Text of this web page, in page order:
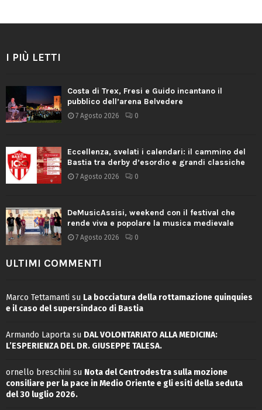
I PIÙ LETTI
Costa di Trex, Fresi e Guido incantano il
pubblico dell’arena Belvedere
7 Agosto 2026 0
Eccellenza, svelati i calendari: il cammino del
Bastia tra derby d’esordio e grandi classiche
7 Agosto 2026 0
DeMusicAssisi, weekend con il festival che
rende viva e popolare la musica medievale
7 Agosto 2026 0
ULTIMI COMMENTI
Marco Tettamanti su La bocciatura della rottamazione quinquies
e il caso del supersindaco di Bastia
Armando Laporta su DAL VOLONTARIATO ALLA MEDICINA:
L’ESPERIENZA DEL DR. GIUSEPPE TALESA.
ornello breschini su Nota del Centrodestra sulla mozione
consiliare per la pace in Medio Oriente e gli esiti della seduta
del 30 luglio 2026.